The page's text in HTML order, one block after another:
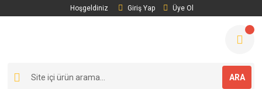
Hoşgeldiniz Giriş Yap Üye Ol
ARA